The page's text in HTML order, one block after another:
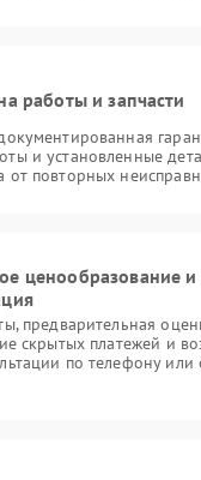
работы и запчасти
и установленные
от повторных
ценообразование и
предварительная
скрытых платежей и
по телефону или